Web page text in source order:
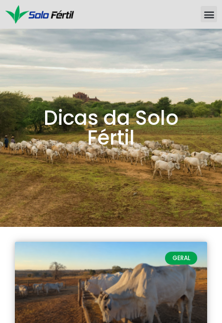
Dicas da Solo
Fértil
GERAL